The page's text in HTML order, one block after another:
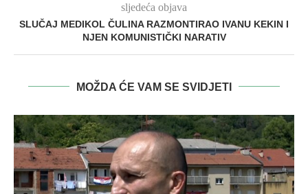
sljedeća objava
SLUČAJ MEDIKOL ČULINA RAZMONTIRAO IVANU KEKIN I
NJEN KOMUNISTIČKI NARATIV
MOŽDA ĆE VAM SE SVIDJETI